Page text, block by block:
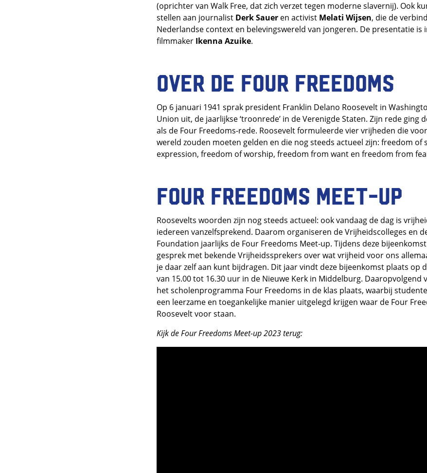
(oprichter van Walk Free, dat zich verzet tegen moderne slavernij). Ook
stellen aan journalist Derk Sauer en activist Melati Wijsen, die de
Nederlandse context en belevingswereld van jongeren. De presentatie is
filmmaker Ikenna Azuike.
Over de Four Freedoms
Op 6 januari 1941 sprak president Franklin Delano Roosevelt in
Union uit, de jaarlijkse ‘troonrede’ in de Verenigde Staten. Zijn rede ging
als de Four Freedoms-rede. Roosevelt formuleerde vier vrijheden die
wereld zouden moeten gelden en die nog steeds actueel zijn: freedom of
expression, freedom of worship, freedom from want en freedom from
Four Freedoms Meet-up
Roosevelts woorden zijn nog steeds actueel: ook vandaag de dag is
iedereen vanzelfsprekend. Daarom organiseren de Vrijheidscolleges en
Foundation jaarlijks de Four Freedoms Meet-up. Tijdens deze
gesprek met bekende Vrijheidssprekers over wat vrijheid voor ons
je daar zelf aan kunt bijdragen. Dit jaar vindt deze bijeenkomst plaats op
van 15.00 tot 16.30 uur in de Nieuwe Kerk in Middelburg. Daaropvolgend
het scholenprogramma Four Freedoms in de klas plaats, waarbij
een leerzame en toegankelijke manier uitgelegd krijgen waar de Four
Roosevelt voor staan.
Kijk de Four Freedoms Meet-up 2023 terug: